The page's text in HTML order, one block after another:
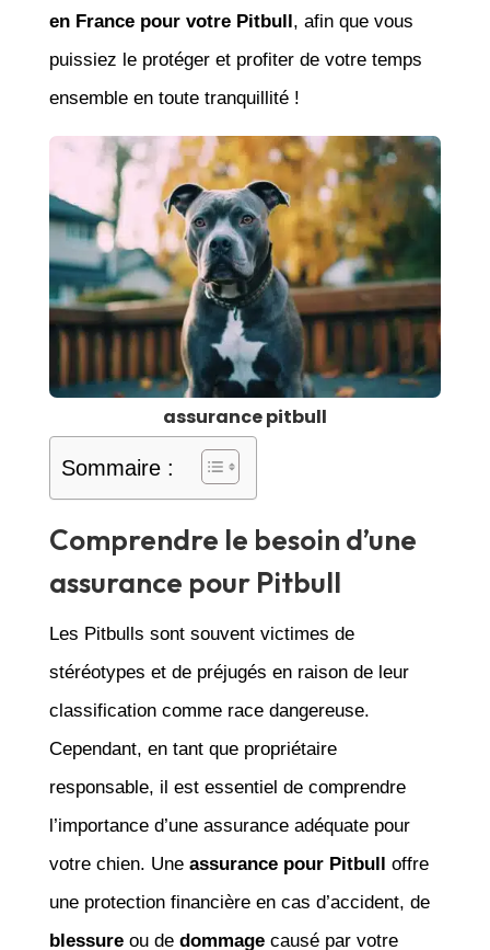
en France pour votre Pitbull, afin que vous
puissiez le protéger et profiter de votre temps
ensemble en toute tranquillité !
assurance pitbull
Sommaire :
Comprendre le besoin d’une
assurance pour Pitbull
Les Pitbulls sont souvent victimes de
stéréotypes et de préjugés en raison de leur
classification comme race dangereuse.
Cependant, en tant que propriétaire
responsable, il est essentiel de comprendre
l’importance d’une assurance adéquate pour
votre chien. Une assurance pour Pitbull offre
une protection financière en cas d’accident, de
blessureou de dommagecausé par votre